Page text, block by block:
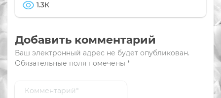
1.3К
Добавить комментарий
Ваш электронный адрес не будет опубликован.
Обязательные поля помечены *